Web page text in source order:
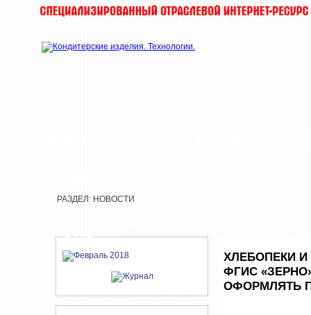
ЖУРНАЛА
РАЗДЕЛ: НОВОСТИ
ХЛЕБОПЕКИ
ФГИС
ОФОРМЛЯТЬ